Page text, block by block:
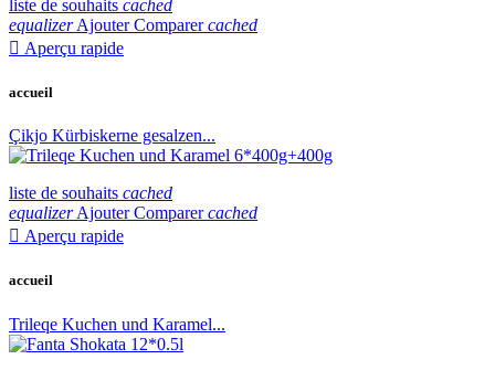
liste de souhaits cached
equalizer Ajouter Comparer cached
 Aperçu rapide
accueil
Çikjo Kürbiskerne gesalzen...
liste de souhaits cached
equalizer Ajouter Comparer cached
 Aperçu rapide
accueil
Trileqe Kuchen und Karamel...